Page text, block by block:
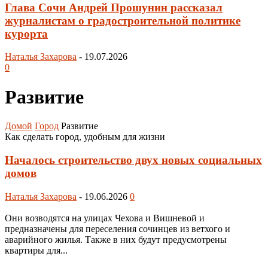
Глава Сочи Андрей Прошунин рассказал
журналистам о градостроительной политике
курорта
Наталья Захарова - 19.07.2026
0
Развитие
Домой Город Развитие
Как сделать город, удобным для жизни
Началось строительство двух новых социальных
домов
Наталья Захарова - 19.06.2026 0
Они возводятся на улицах Чехова и Вишневой и
предназначены для переселения сочинцев из ветхого и
аварийного жилья. Также в них будут предусмотрены
квартиры для...